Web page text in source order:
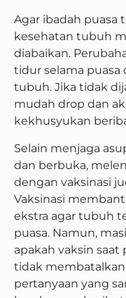
Agar ibadah puasa
kesehatan tubuh
diabaikan.
tidur selama
tubuh. Jika tidak
mudah drop dan
kekhusyukan
Selain menjaga
dan berbuka,
dengan vaksinasi
Vaksinasi
ekstra agar tubuh
puasa. Namun,
apakah vaksin saat
tidak membatalkan
pertanyaan yang